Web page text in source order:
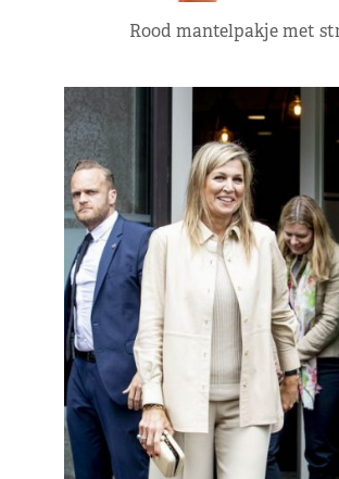
Rood mantelpakje met